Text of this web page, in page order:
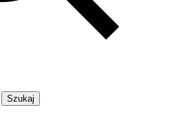
Szukaj